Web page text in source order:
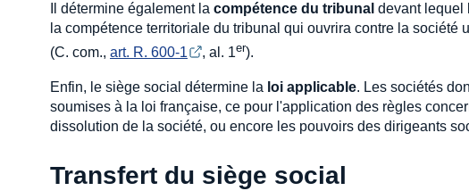
Il détermine également la compétence du tribunal devant lequel
la compétence territoriale du tribunal qui ouvrira contre la
(C. com., art. R. 600-1 , al. 1er).
Enfin, le siège social détermine la loi applicable. Les sociétés
soumises à la loi française, ce pour l'application des règles
dissolution de la société, ou encore les pouvoirs des dirigeants
Transfert du siège social